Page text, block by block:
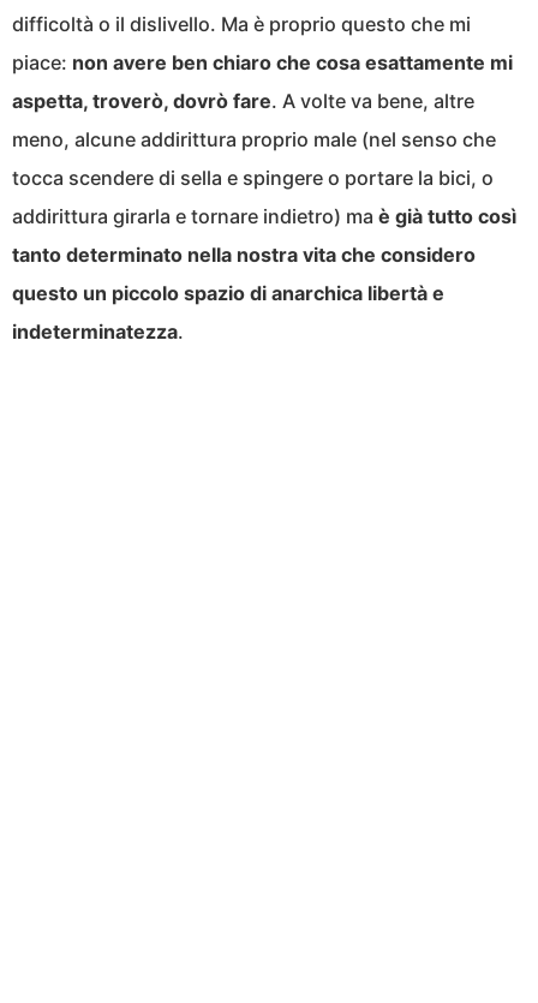
difficoltà o il dislivello. Ma è proprio questo che mi
piace: non avere ben chiaro che cosa esattamente mi
aspetta, troverò, dovrò fare. A volte va bene, altre
meno, alcune addirittura proprio male (nel senso che
tocca scendere di sella e spingere o portare la bici, o
addirittura girarla e tornare indietro) ma è già tutto così
tanto determinato nella nostra vita che considero
questo un piccolo spazio di anarchica libertà e
indeterminatezza.